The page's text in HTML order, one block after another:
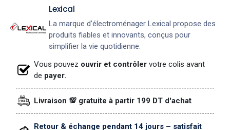
Lexical
La marque d’électroménager Lexical propose des
produits fiables et innovants, conçus pour
simplifier la vie quotidienne.
Vous pouvez ouvrir et contrôler votre colis avant
de payer.
Livraison 💯 gratuite à partir 199 DT d'achat
Retour & échange pendant 14 jours – satisfait